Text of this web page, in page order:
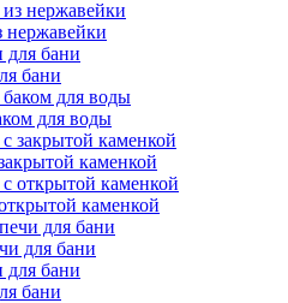
нержавейки
бани
для воды
каменкой
каменкой
для бани
бани